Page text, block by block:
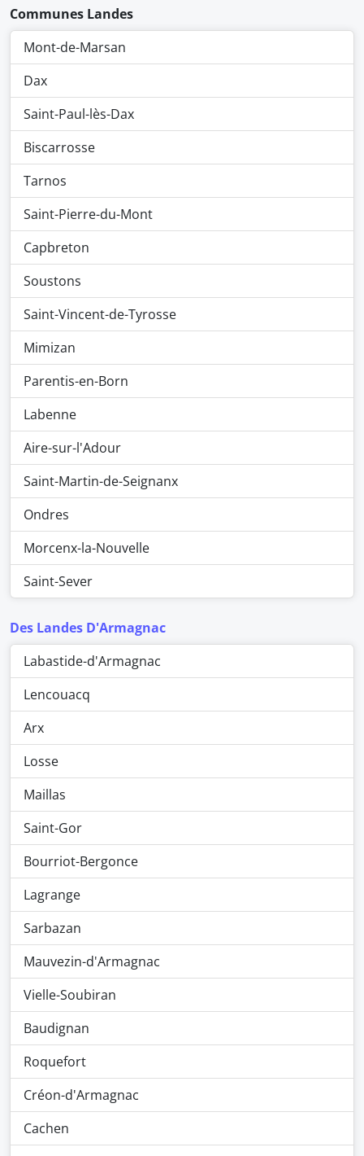
Communes Landes
Mont-de-Marsan
Dax
Saint-Paul-lès-Dax
Biscarrosse
Tarnos
Saint-Pierre-du-Mont
Capbreton
Soustons
Saint-Vincent-de-Tyrosse
Mimizan
Parentis-en-Born
Labenne
Aire-sur-l'Adour
Saint-Martin-de-Seignanx
Ondres
Morcenx-la-Nouvelle
Saint-Sever
Des Landes D'Armagnac
Labastide-d'Armagnac
Lencouacq
Arx
Losse
Maillas
Saint-Gor
Bourriot-Bergonce
Lagrange
Sarbazan
Mauvezin-d'Armagnac
Vielle-Soubiran
Baudignan
Roquefort
Créon-d'Armagnac
Cachen